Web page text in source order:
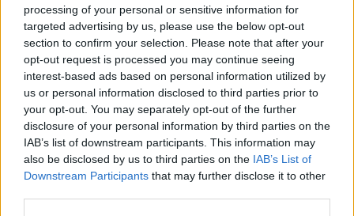
processing of your personal or sensitive information for
targeted advertising by us, please use the below opt-out
section to confirm your selection. Please note that after your
opt-out request is processed you may continue seeing
interest-based ads based on personal information utilized by
us or personal information disclosed to third parties prior to
your opt-out. You may separately opt-out of the further
disclosure of your personal information by third parties on the
IAB’s list of downstream participants. This information may
also be disclosed by us to third parties on the IAB’s List of
Downstream Participants that may further disclose it to other
FOTO/ Tërmeti me
magnitudë 7.4 godet
Panik në Torino, automjeti
godet disa persona pranë